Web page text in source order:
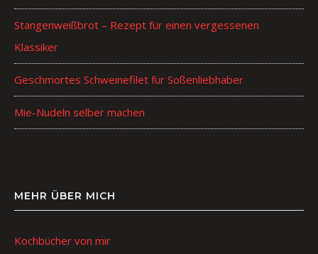
Stangenweißbrot – Rezept für einen vergessenen
Klassiker
Geschmortes Schweinefilet für Soßenliebhaber
Mie-Nudeln selber machen
MEHR ÜBER MICH
Kochbücher von mir